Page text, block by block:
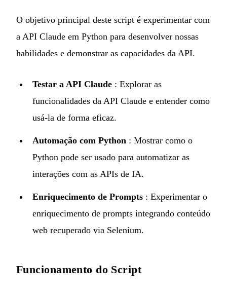
O objetivo principal deste script é experimentar com
a API Claude em Python para desenvolver nossas
habilidades e demonstrar as capacidades da API.
Testar a API Claude : Explorar as
funcionalidades da API Claude e entender como
usá-la de forma eficaz.
Automação com Python : Mostrar como o
Python pode ser usado para automatizar as
interações com as APIs de IA.
Enriquecimento de Prompts : Experimentar o
enriquecimento de prompts integrando conteúdo
web recuperado via Selenium.
Funcionamento do Script